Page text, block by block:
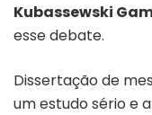
Kubassewski
esse debate.
Dissertação de
um estudo sério e